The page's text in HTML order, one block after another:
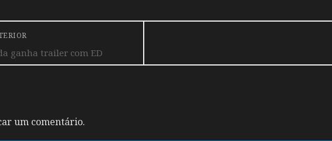
ganha trailer com ED
um comentário.